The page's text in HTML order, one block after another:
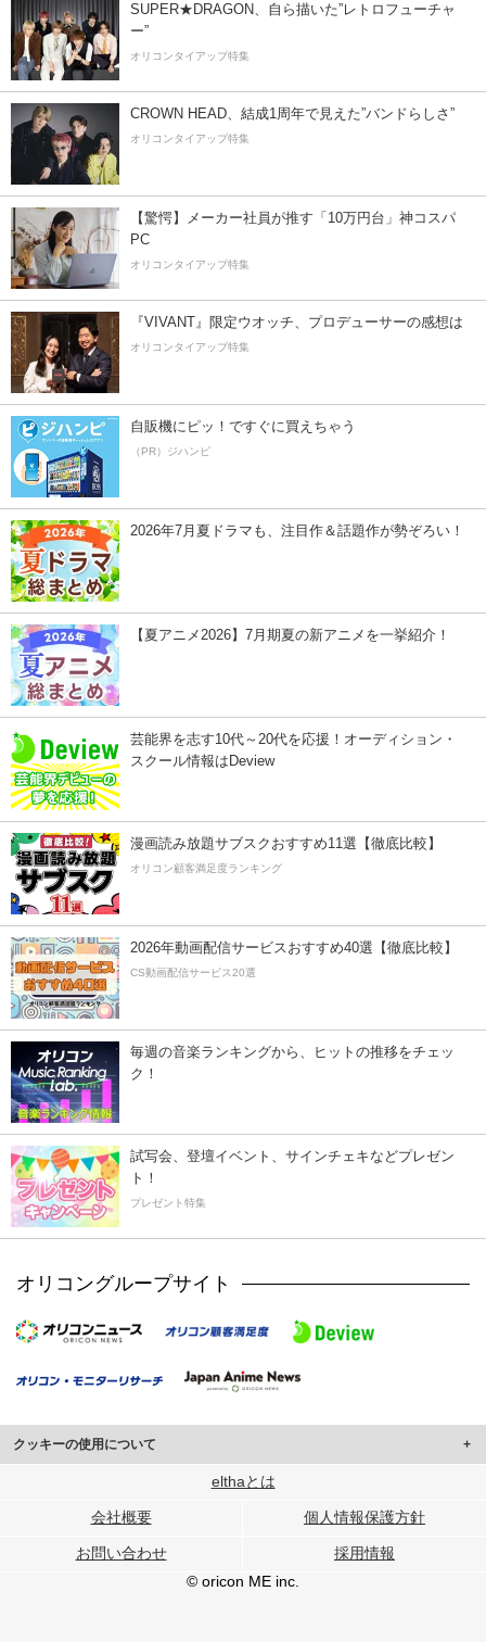
SUPER★DRAGON、自ら描いた”レトロフューチャ
ー”
オリコンタイアップ特集
CROWN HEAD、結成1周年で見えた”バンドらしさ”
オリコンタイアップ特集
【驚愕】メーカー社員が推す「10万円台」神コスパ
PC
オリコンタイアップ特集
『VIVANT』限定ウオッチ、プロデューサーの感想は
オリコンタイアップ特集
自販機にピッ！ですぐに買えちゃう
（PR）ジハンピ
2026年7月夏ドラマも、注目作＆話題作が勢ぞろい！
【夏アニメ2026】7月期夏の新アニメを一挙紹介！
芸能界を志す10代～20代を応援！オーディション・
スクール情報はDeview
漫画読み放題サブスクおすすめ11選【徹底比較】
オリコン顧客満足度ランキング
2026年動画配信サービスおすすめ40選【徹底比較】
CS動画配信サービス20選
毎週の音楽ランキングから、ヒットの推移をチェッ
ク！
試写会、登壇イベント、サインチェキなどプレゼン
ト！
プレゼント特集
オリコングループサイト
クッキーの使用について
このサイトでは Cookie を使用して、ユーザーに合わせたコンテンツや広告の
行っています。
メディアや広告配信、データ解析の各パートナーに提供しています。
各パートナーは、この情報とユーザーが各パートナーに提供した他の情報や、
ユーザーが各パートナーのサービスを使用したときに収集した他の情報を組み
elthaとは
会社概要 個人情報保護方針
お問い合わせ
採用情報
© oricon ME inc.